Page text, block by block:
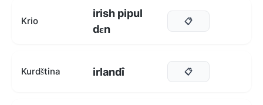
Krio
irish pipul
dɛn
📋
Kurdština irlandî 📋